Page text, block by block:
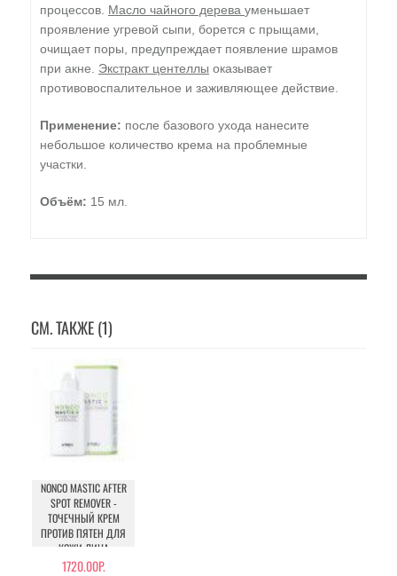
процессов. Масло чайного дерева уменьшает
проявление угревой сыпи, борется с прыщами,
очищает поры, предупреждает появление шрамов
при акне. Экстракт центеллы оказывает
противовоспалительное и заживляющее действие.
Применение: после базового ухода нанесите
небольшое количество крема на проблемные
участки.
Объём: 15 мл.
СМ. ТАКЖЕ (1)
NONCO MASTIC AFTER
SPOT REMOVER -
ТОЧЕЧНЫЙ КРЕМ
ПРОТИВ ПЯТЕН ДЛЯ
КОЖИ ЛИЦА
1720.00Р.